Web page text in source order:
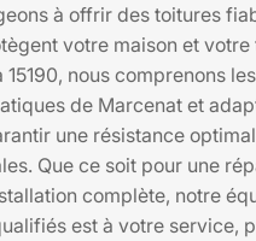
à offrir des toitures
votre maison et
nous comprenons les
de Marcenat et
une résistance
Que ce soit pour une
complète, notre
est à votre service,